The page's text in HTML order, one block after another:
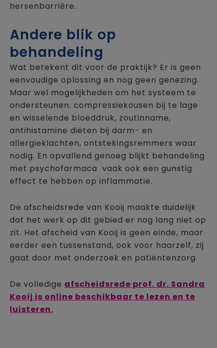
hersenbarrière.
Andere blik op
behandeling
Wat betekent dit voor de praktijk? Er is geen
eenvoudige oplossing en nog geen genezing.
Maar wel mogelijkheden om het systeem te
ondersteunen: compressiekousen bij te lage
en wisselende bloeddruk, zoutinname,
antihistamine diëten bij darm- en
allergieklachten, ontstekingsremmers waar
nodig. En opvallend genoeg blijkt behandeling
met psychofarmaca vaak ook een gunstig
effect te hebben op inflammatie.
De afscheidsrede van Kooij maakte duidelijk
dat het werk op dit gebied er nog lang niet op
zit. Het afscheid van Kooij is geen einde, maar
eerder een tussenstand, ook voor haarzelf, zij
gaat door met onderzoek en patiëntenzorg.
De volledige afscheidsrede prof. dr. Sandra
Kooij is online beschikbaar te lezen en te
luisteren.